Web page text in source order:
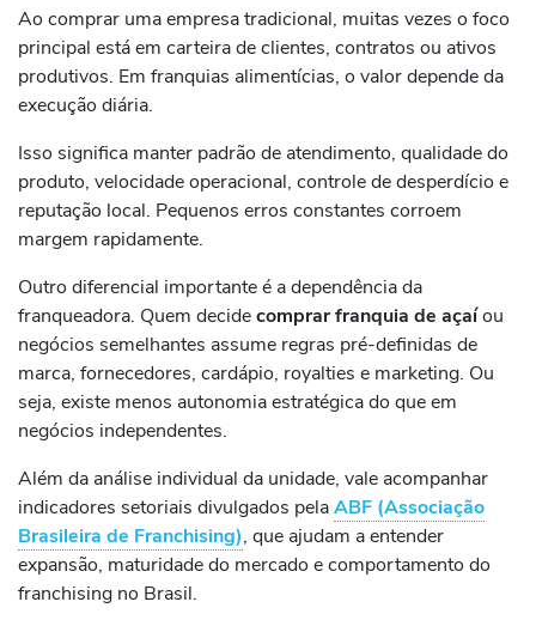
Ao comprar uma empresa tradicional, muitas vezes o foco
principal está em carteira de clientes, contratos ou ativos
produtivos. Em franquias alimentícias, o valor depende da
execução diária.
Isso significa manter padrão de atendimento, qualidade do
produto, velocidade operacional, controle de desperdício e
reputação local. Pequenos erros constantes corroem
margem rapidamente.
Outro diferencial importante é a dependência da
franqueadora. Quem decidecomprar franquia de açaíou
negócios semelhantes assume regras pré-definidas de
marca, fornecedores, cardápio, royalties e marketing. Ou
seja, existe menos autonomia estratégica do que em
negócios independentes.
Além da análise individual da unidade, vale acompanhar
indicadores setoriais divulgados pelaABF (Associação
Brasileira de Franchising), que ajudam a entender
expansão, maturidade do mercado e comportamento do
franchising no Brasil.